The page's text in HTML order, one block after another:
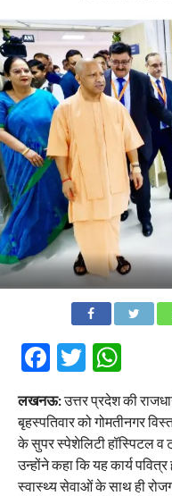
Facebook
Twitter
लखनऊ:उत्तर प्रदेश की
बृहस्पतिवार को गोमतीनगर
के सुपर स्पेशेलिटी हॉस्पिटल व
उन्होंने कहा कि यह कार्य
स्वास्थ्य सेवाओं के साथ ही